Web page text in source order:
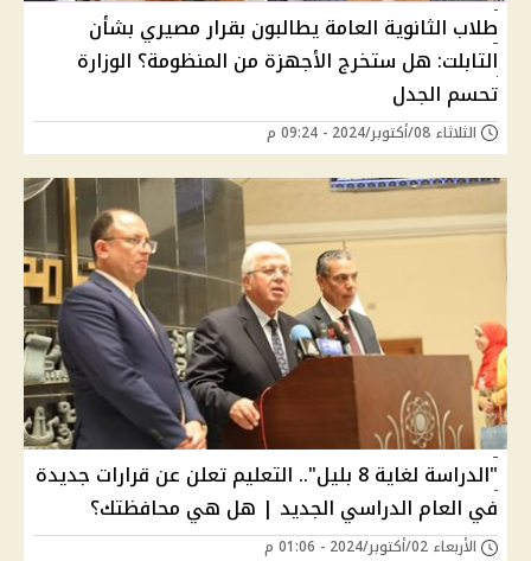
طلاب الثانوية العامة يطالبون بقرار مصيري بشأن
التابلت: هل ستخرج الأجهزة من المنظومة؟ الوزارة
تحسم الجدل
الثلاثاء 08/أكتوبر/2024 - 09:24 م
"الدراسة لغاية 8 بليل".. التعليم تعلن عن قرارات جديدة
في العام الدراسي الجديد | هل هي محافظتك؟
الأربعاء 02/أكتوبر/2024 - 01:06 م